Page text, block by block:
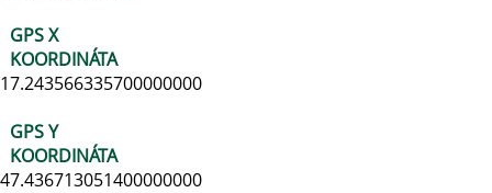
GPS X
KOORDINÁTA
17.243566335700000000
GPS Y
KOORDINÁTA
47.436713051400000000